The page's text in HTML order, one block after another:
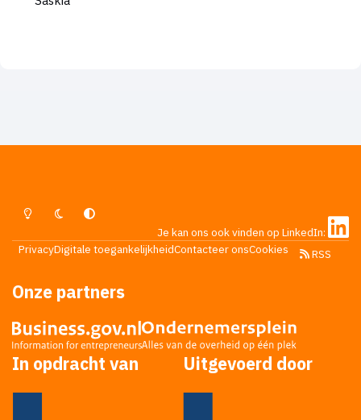
Lichte ModusDonkere ModusSysteemvoorkeur
Je kan ons ook vinden op LinkedIn:
PrivacyDigitale toegankelijkheidContacteer onsCookies RSS
Onze partners
In opdracht van Uitgevoerd door